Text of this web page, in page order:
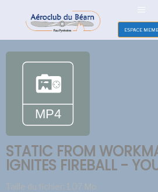
ESPACE
STATIC FROM
IGNITES FIREBALL -
Taille du fichier: 1.07 Mo